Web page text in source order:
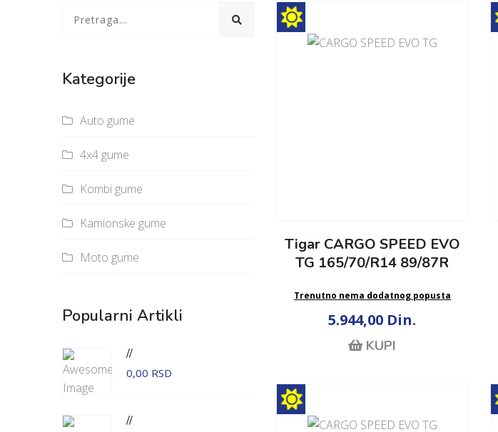
Tigar CARGO SPEED EVO
TG 165/70/R14 89/87R
Trenutno nema dodatnog popusta
5.944,00 Din.
KUPI
Kategorije
Auto gume
4x4 gume
Kombi gume
Kamionske gume
Moto gume
Popularni Artikli
//
0,00 RSD
//